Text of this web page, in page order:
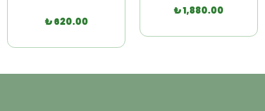
₺ 620.00
₺ 1,880.00